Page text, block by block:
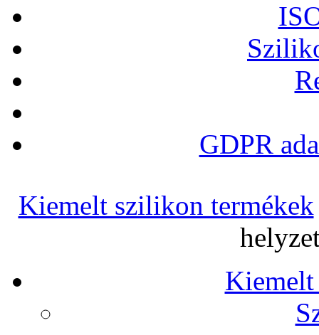
GDPR
Kiemelt szilikon termékek